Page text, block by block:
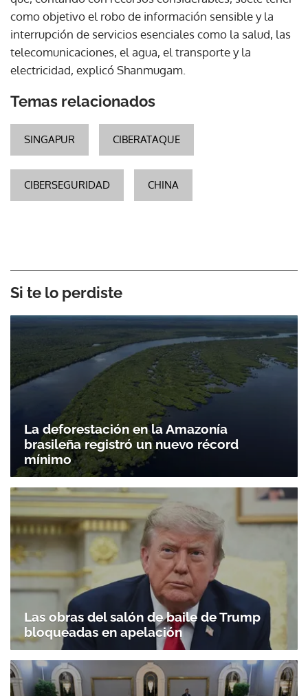
como objetivo el robo de información sensible y la
interrupción de servicios esenciales como la salud, las
telecomunicaciones, el agua, el transporte y la
electricidad, explicó Shanmugam.
Temas relacionados
SINGAPUR CIBERATAQUE
CIBERSEGURIDAD CHINA
Si te lo perdiste
La deforestación en la Amazonía
brasileña registró un nuevo récord
mínimo
Las obras del salón de baile de Trump
bloqueadas en apelación